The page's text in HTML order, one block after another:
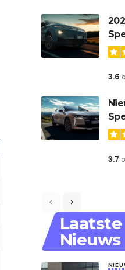
3.6
3.7
Laatste
Nieuws